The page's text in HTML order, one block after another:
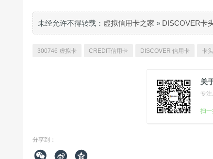
未经允许不得转载： 虚拟信用卡之家 » DISCOVER卡
300746 虚拟卡 CREDIT信用卡 DISCOVER 信用卡 卡
关
专
扫
分享到：
  